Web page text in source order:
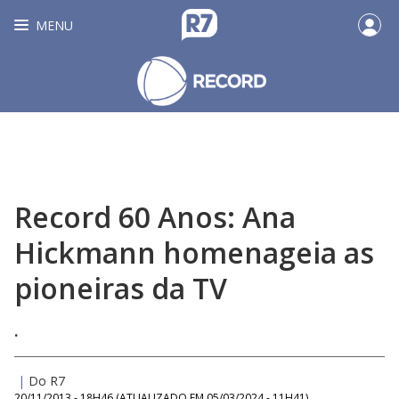
MENU
Record 60 Anos: Ana
Hickmann homenageia as
pioneiras da TV
.
| Do R7